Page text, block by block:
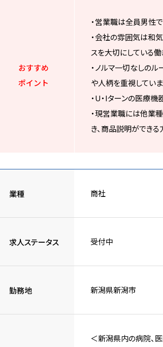
おすすめ
ポイント
・営業職は全員男性
・会社の雰囲気は和
スを大切にしている
・ノルマ一切なしの
や人柄を重視していま
・U・Iターンの医療
・現営業職には他業
き、商品説明ができる
業種 商社
求人ステータス 受付中
勤務地 新潟県新潟市
＜新潟県内の病院、